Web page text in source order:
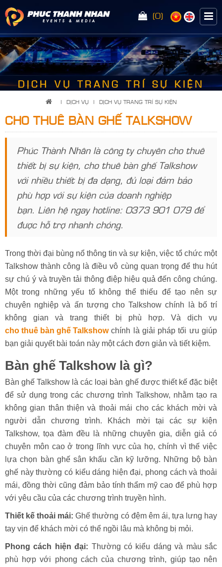
(0)
<
DỊCH VỤ TRANG TRÍ SỰ KIỆN
| DỊCH VỤ | DỊCH VỤ TRANG TRÍ SỰ KIỆN
CHO THUÊ BÀN GHẾ TALKSHOW
Phúc Thành Nhân là công ty chuyên cho thuê
thiết bị sự kiện, cho thuê bàn ghế Talkshow
với nhiều thiết bị đa dạng, đủ loại đảm bảo
phù hợp với sự kiện của doanh nghiệp
bạn. Liên hệ ngay hotline: 0373 901 079 để
được hỗ trợ nhanh chóng.
Trong thời đại bùng nổ thông tin và sự kiện, việc tổ chức một
Talkshow thành công là điều vô cùng quan trọng để thu hút
sự chú ý và truyền tải thông điệp hiệu quả đến công chúng.
Một trong những yếu tố không thể thiếu để tạo nên sự
chuyên nghiệp và ấn tượng cho Talkshow chính là bố trí
không gian và trang thiết bị phù hợp. Và dịch vụ
cho thuê bàn ghế Talkshowchính là giải pháp tối ưu giúp
bạn giải quyết bài toán này một cách đơn giản và tiết kiệm.
Bàn ghế Talkshow là gì?
Bàn ghế Talkshow là các loại bàn ghế được thiết kế đặc biệt
để sử dụng trong các chương trình Talkshow, nhằm tạo ra
không gian thân thiện và thoải mái cho các khách mời và
người dẫn chương trình. Khách mời tại các sự kiện
Talkshow, tọa đàm đều là những chuyên gia, diễn giả có
chuyên môn cao ở trong lĩnh vực của họ, chính vì thế việc
lựa chọn bàn ghế sân khấu cần kỹ lưỡng. Những bộ bàn
ghế này thường có kiểu dáng hiện đại, phong cách và thoải
mái, đồng thời cũng đảm bảo tính thẩm mỹ cao để phù hợp
với yêu cầu của các chương trình truyền hình.
Thiết kế thoải mái: Ghế thường có đệm êm ái, tựa lưng hay
tay vịn để khách mời có thể ngồi lâu mà không bị mỏi.
Phong cách hiện đại: Thường có kiểu dáng và màu sắc
phù hợp với phong cách của chương trình, giúp tạo nên